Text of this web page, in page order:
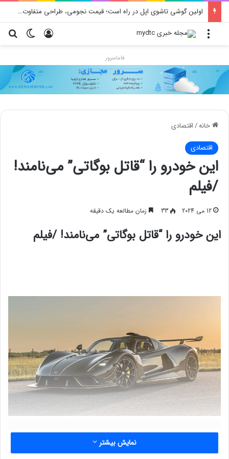
اولین گوشی تاشوی اپل در راه است؛ قیمت نجومی، طراحی متفاوت و زمان رونمایی احتمالی
تغییر ورود منو
فاماسرور
خانه/اقتصادی
اقتصادی
این خودرو را “قاتل بوگاتی” می‌نامند!
/فیلم
12 می 2024 33 زمان مطالعه یک دقیقه
این خودرو را “قاتل بوگاتی” می‌نامند! /فیلم
نمایش بیشتر